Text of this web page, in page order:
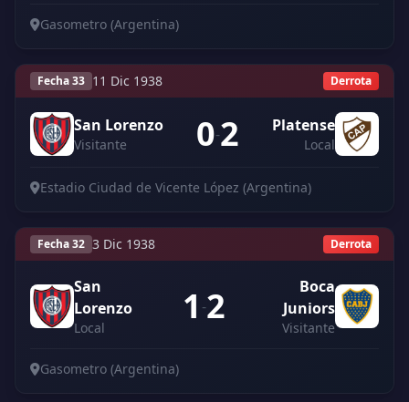
Gasometro (Argentina)
Fecha 33 11 Dic 1938 Derrota
San Lorenzo
Visitante 0-2 Platense
Local
Estadio Ciudad de Vicente López (Argentina)
Fecha 32 3 Dic 1938 Derrota
San
Lorenzo
Local 1 -2
Boca
Juniors
Visitante
Gasometro (Argentina)